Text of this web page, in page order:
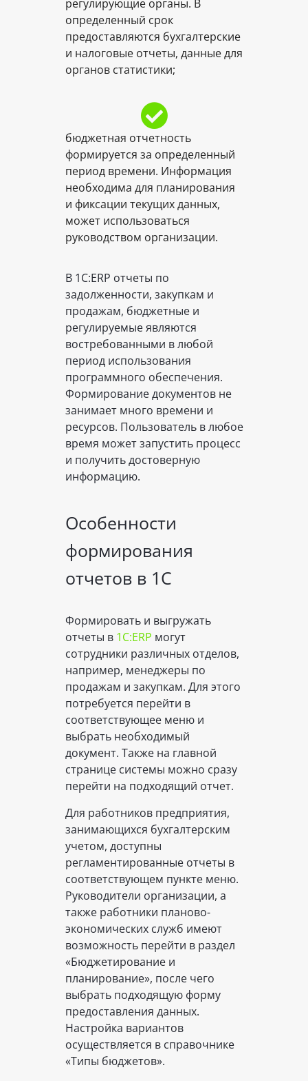
регулирующие органы. В
определенный срок
предоставляются бухгалтерские
и налоговые отчеты, данные для
органов статистики;
бюджетная отчетность
формируется за определенный
период времени. Информация
необходима для планирования
и фиксации текущих данных,
может использоваться
руководством организации.
В 1С:ERP отчеты по
задолженности, закупкам и
продажам, бюджетные и
регулируемые являются
востребованными в любой
период использования
программного обеспечения.
Формирование документов не
занимает много времени и
ресурсов. Пользователь в любое
время может запустить процесс
и получить достоверную
информацию.
Особенности
формирования
отчетов в 1С
Формировать и выгружать
отчеты в1С:ERP могут
сотрудники различных отделов,
например, менеджеры по
продажам и закупкам. Для этого
потребуется перейти в
соответствующее меню и
выбрать необходимый
документ. Также на главной
странице системы можно сразу
перейти на подходящий отчет.
Для работников предприятия,
занимающихся бухгалтерским
учетом, доступны
регламентированные отчеты в
соответствующем пункте меню.
Руководители организации, а
также работники планово-
экономических служб имеют
возможность перейти в раздел
«Бюджетирование и
планирование», после чего
выбрать подходящую форму
предоставления данных.
Настройка вариантов
осуществляется в справочнике
«Типы бюджетов».